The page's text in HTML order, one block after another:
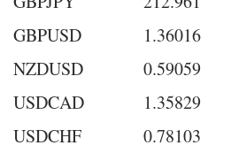
GBPUSD
1.36016
NZDUSD
0.59059
USDCAD
1.35829
USDCHF
0.78103